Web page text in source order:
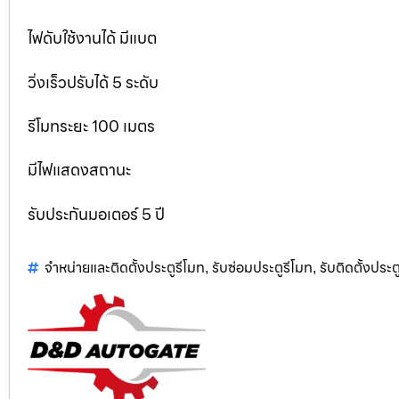
ไฟดับใช้งานได้ มีแบต
วิ่งเร็วปรับได้ 5 ระดับ
รีโมทระยะ 100 เมตร
มีไฟแสดงสถานะ
รับประกันมอเตอร์ 5 ปี
จำหน่ายและติดตั้งประตูรีโมท, รับซ่อมประตูรีโมท, รับติดตั้งประ